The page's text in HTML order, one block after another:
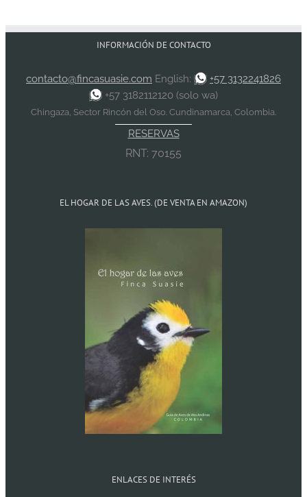
INFORMACIÓN DE CONTACTO
contacto@fincasuasie.com English:
+57 3132241826
+57 3182112120 (solo wa)
Chingaza, Sector Rincón del Oso. Cundinamarca, Colombia.
RESERVAS
RNT: 70155
EL HOGAR DE LAS AVES. (DE VENTA EN AMAZON)
ENLACES DE INTERÉS